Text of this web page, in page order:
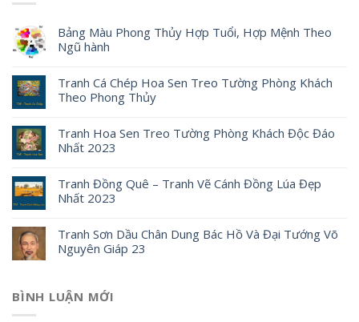
Bảng Màu Phong Thủy Hợp Tuổi, Hợp Mệnh Theo
Ngũ hành
Tranh Cá Chép Hoa Sen Treo Tường Phòng Khách
Theo Phong Thủy
Tranh Hoa Sen Treo Tường Phòng Khách Độc Đáo
Nhất 2023
Tranh Đồng Quê – Tranh Vẽ Cánh Đồng Lúa Đẹp
Nhất 2023
Tranh Sơn Dầu Chân Dung Bác Hồ Và Đại Tướng Võ
Nguyên Giáp 23
BÌNH LUẬN MỚI